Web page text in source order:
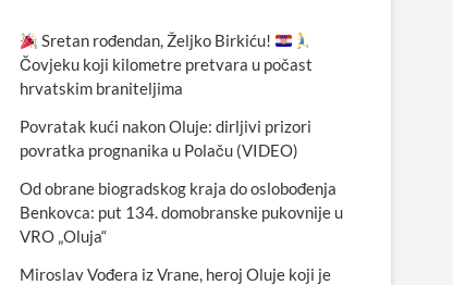
Sretan rođendan, Željko Birkiću!
Čovjeku koji kilometre pretvara u počast
hrvatskim braniteljima
Povratak kući nakon Oluje: dirljivi prizori
povratka prognanika u Polaču (VIDEO)
Od obrane biogradskog kraja do oslobođenja
Benkovca: put 134. domobranske pukovnije u
VRO „Oluja“
Miroslav Vođera iz Vrane, heroj Oluje koji je